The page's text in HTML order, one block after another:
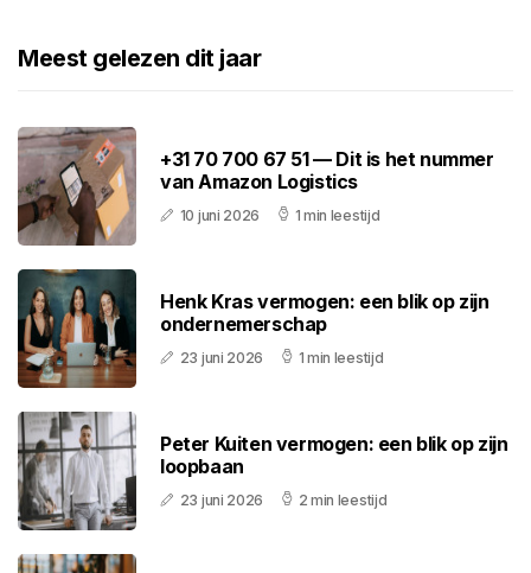
Meest gelezen dit jaar
+31 70 700 67 51 — Dit is het nummer
van Amazon Logistics
10 juni 2026 1 min leestijd
Henk Kras vermogen: een blik op zijn
ondernemerschap
23 juni 2026 1 min leestijd
Peter Kuiten vermogen: een blik op zijn
loopbaan
23 juni 2026 2 min leestijd